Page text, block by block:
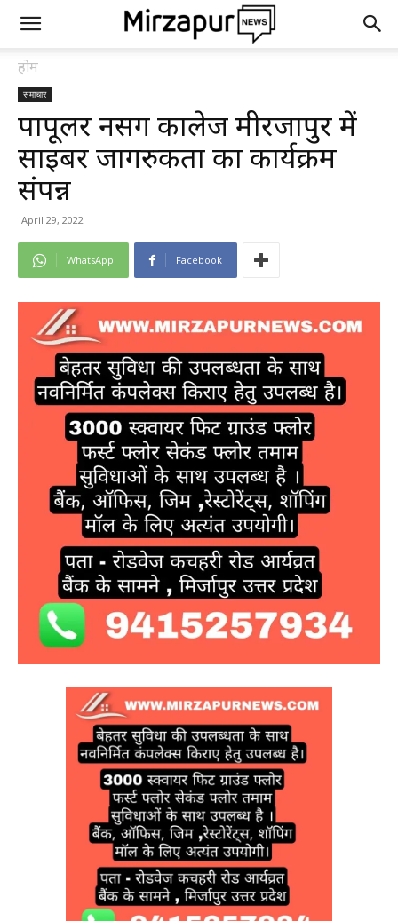
होम
समाचार
पापूलर नर्सिंग कालेज मीरजापुर में
साइबर जागरुकता का कार्यक्रम
संपन्न
April 29, 2022
WhatsApp Facebook